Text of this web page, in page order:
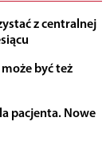
z centralnej
być też
pacjenta. Nowe